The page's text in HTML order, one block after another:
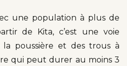
une population à plus de
de Kita, c’est une voie
la poussière et des trous à
qui peut durer au moins 3